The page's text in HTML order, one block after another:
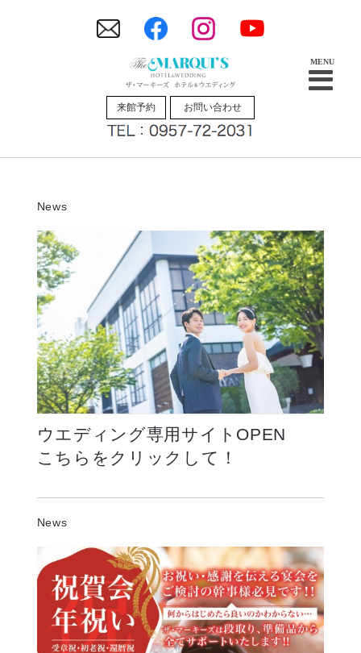
来館予約 お問い合わせ
ウエディング専用サイトOPEN
こちらをクリックして！
News
News